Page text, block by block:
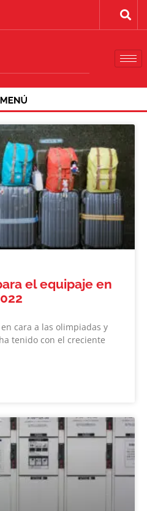
el equipaje en
cara a las olimpiadas y
tenido con el creciente